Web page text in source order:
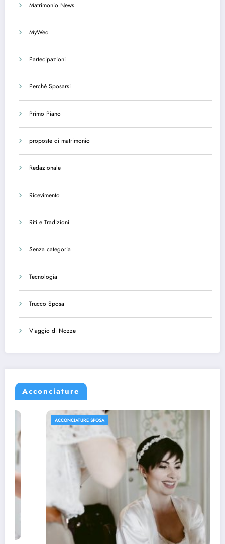
Matrimonio News
MyWed
Partecipazioni
Perché Sposarsi
Primo Piano
proposte di matrimonio
Redazionale
Ricevimento
Riti e Tradizioni
Senza categoria
Tecnologia
Trucco Sposa
Viaggio di Nozze
Acconciature
ACCONCIATURE SPOSA